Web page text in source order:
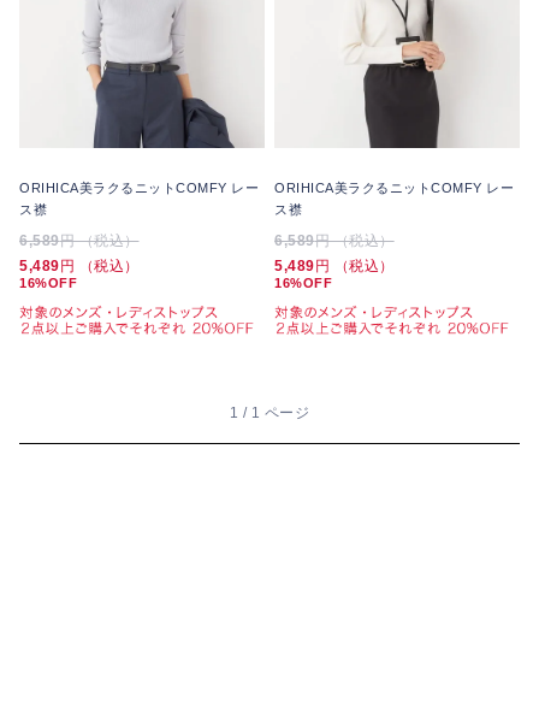
ORIHICA美ラクるニットCOMFY レー
ス襟
6,589円 （税込）
5,489 円 （税込）
16%OFF
ORIHICA美ラクるニットCOMFY レー
ス襟
6,589円 （税込）
5,489 円 （税込）
16%OFF
1 / 1 ページ